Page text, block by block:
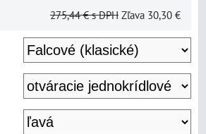
275,44 € s DPH Zľava 30,30 €